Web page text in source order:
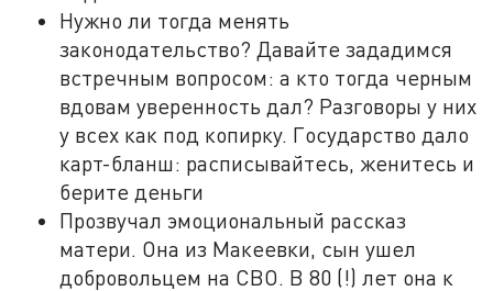
Нужно ли тогда менять
законодательство? Давайте зададимся
встречным вопросом: а кто тогда черным
вдовам уверенность дал? Разговоры у них
у всех как под копирку. Государство дало
карт-бланш: расписывайтесь, женитесь и
берите деньги
Прозвучал эмоциональный рассказ
матери. Она из Макеевки, сын ушел
добровольцем на СВО. В 80 (!) лет она к